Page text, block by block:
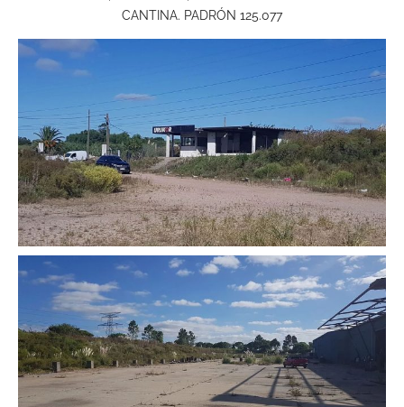
CANTINA. PADRÓN 125.077